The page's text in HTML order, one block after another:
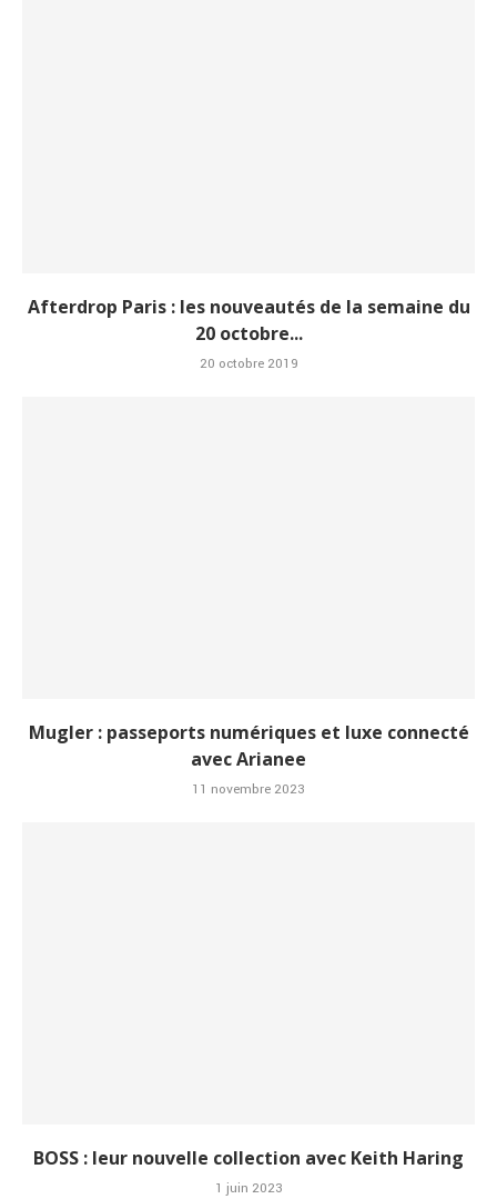
Afterdrop Paris : les nouveautés de la semaine du
20 octobre...
20 octobre 2019
Mugler : passeports numériques et luxe connecté
avec Arianee
11 novembre 2023
BOSS : leur nouvelle collection avec Keith Haring
1 juin 2023